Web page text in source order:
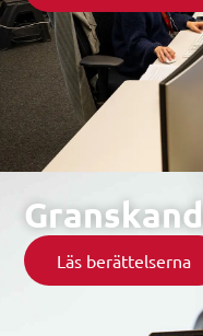
Läs berättelserna